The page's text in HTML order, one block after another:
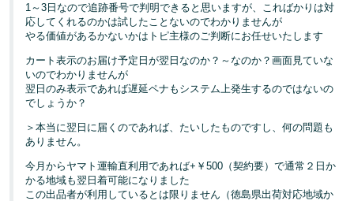
1～3日なので追跡番号で判明できると思いますが、こればかりは対
応してくれるのかは試したことないのでわかりませんが
やる価値があるかないかはトピ主様のご判断にお任せいたします
カート表示のお届け予定日が翌日なのか？～なのか？画面見ていな
いのでわかりませんが
翌日のみ表示であれば遅延ペナもシステム上発生するのではないの
でしょうか？
＞本当に翌日に届くのであれば、たいしたものですし、何の問題も
ありません。
今月からヤマト運輸直利用であれば+￥500（契約要）で通常２日か
かる地域も翌日着可能になりました
この出品者が利用しているとは限りません（徳島県出荷対応地域か